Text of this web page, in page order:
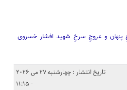
پنهان و عروجِ سرخِ شهید افشار خسروی
تاریخ انتشار : چهارشنبه 27 می 2026
- 11:15